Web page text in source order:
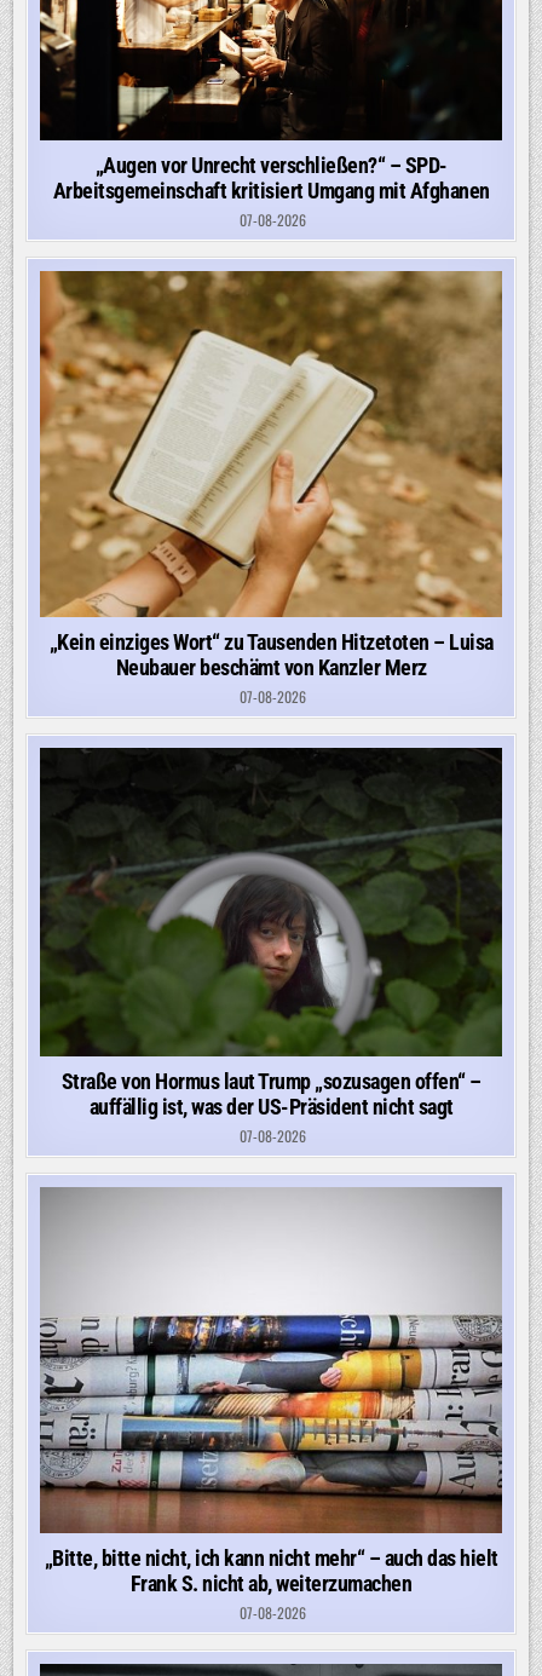
„Augen vor Unrecht verschließen?“ – SPD-
Arbeitsgemeinschaft kritisiert Umgang mit Afghanen
07-08-2026
„Kein einziges Wort“ zu Tausenden Hitzetoten – Luisa
Neubauer beschämt von Kanzler Merz
07-08-2026
Straße von Hormus laut Trump „sozusagen offen“ –
auffällig ist, was der US-Präsident nicht sagt
07-08-2026
„Bitte, bitte nicht, ich kann nicht mehr“ – auch das hielt
Frank S. nicht ab, weiterzumachen
07-08-2026